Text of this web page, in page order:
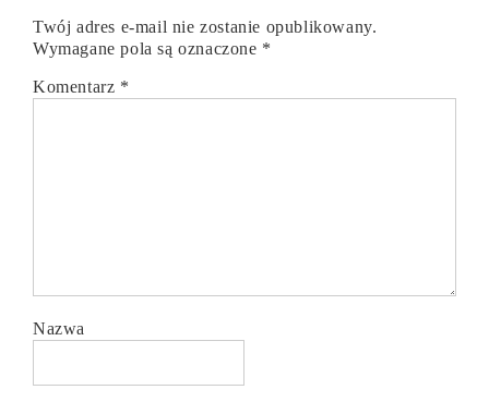
Twój adres e-mail nie zostanie opublikowany.
Wymagane pola są oznaczone *
Komentarz *
Nazwa